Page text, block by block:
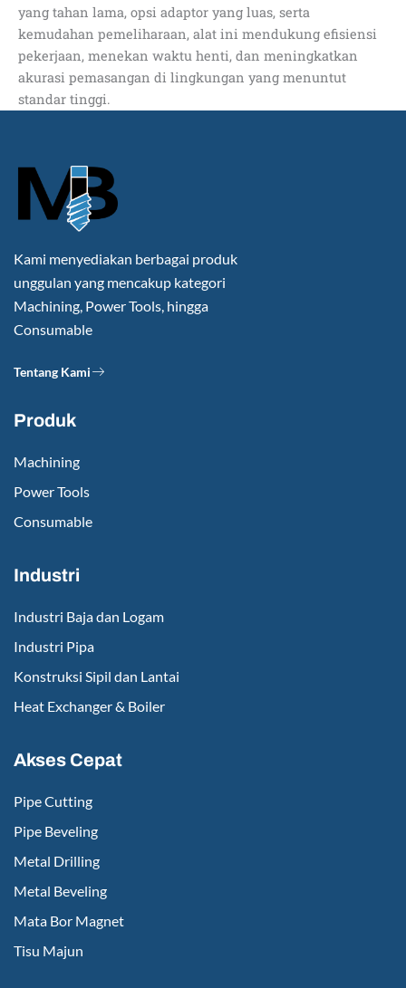
yang tahan lama, opsi adaptor yang luas, serta
kemudahan pemeliharaan, alat ini mendukung efisiensi
pekerjaan, menekan waktu henti, dan meningkatkan
akurasi pemasangan di lingkungan yang menuntut
standar tinggi.
Kami menyediakan berbagai produk
unggulan yang mencakup kategori
Machining, Power Tools, hingga
Consumable
Tentang Kami
Produk
Machining
Power Tools
Consumable
Industri
Industri Baja dan Logam
Industri Pipa
Konstruksi Sipil dan Lantai
Heat Exchanger & Boiler
Akses Cepat
Pipe Cutting
Pipe Beveling
Metal Drilling
Metal Beveling
Mata Bor Magnet
Tisu Majun